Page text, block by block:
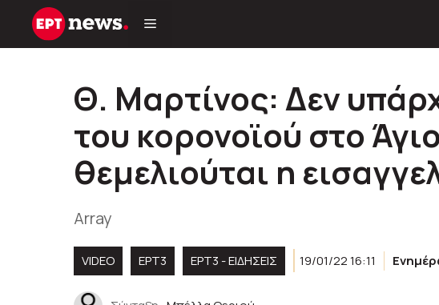
Μετάβαση
Θ. Μαρτίνος: Δεν
του κορονοϊού στο
θεμελιούται η
Array
VIDEO ΕΡΤ3 ΕΡΤ3 - ΕΙΔΉΣΕΙΣ 19/01/22 16:11